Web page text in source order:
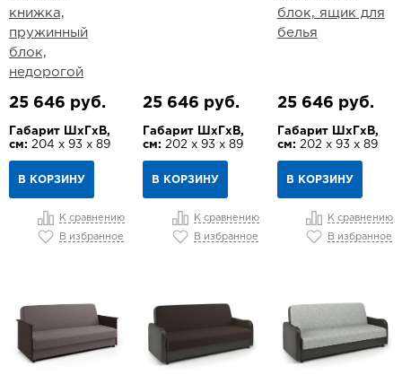
книжка,
пружинный
блок,
недорогой
25 646 руб.
Габарит ШхГхВ,
см: 204 х 93 х 89
В КОРЗИНУ
К сравнению
В избранное
25 646 руб.
Габарит ШхГхВ,
см: 202 х 93 х 89
В КОРЗИНУ
К сравнению
В избранное
блок, ящик для
белья
25 646 руб.
Габарит ШхГхВ,
см: 202 х 93 х 89
В КОРЗИНУ
К сравнению
В избранное